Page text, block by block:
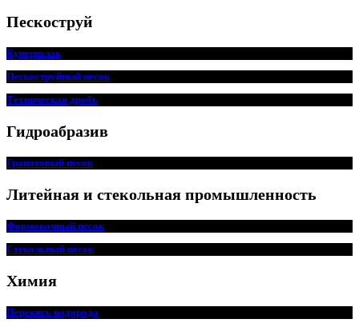
Пескоструй
Купершлак
Пескоструйный песок
Техническая дробь
Гидроабразив
Гранатовый песок
Литейная и стекольная промышленность
Формовочный песок
Стекольный песок
Химия
Перекись водорода